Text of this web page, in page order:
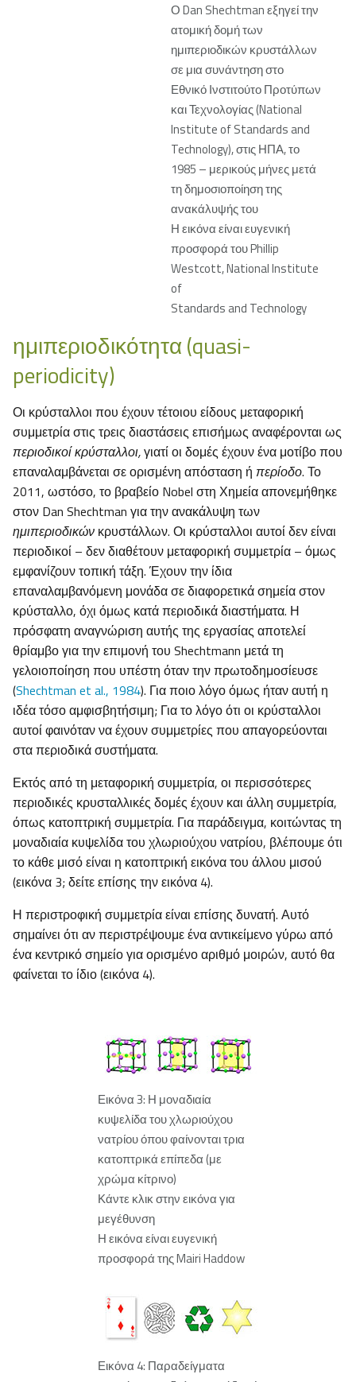
Ο Dan Shechtman εξηγεί την
ατομική δομή των
ημιπεριοδικών κρυστάλλων
σε μια συνάντηση στο
Εθνικό Ινστιτούτο Προτύπων
και Τεχνολογίας (National
Institute of Standards and
Technology), στις ΗΠΑ, το
1985 – μερικούς μήνες μετά
τη δημοσιοποίηση της
ανακάλυψής του
Η εικόνα είναι ευγενική
προσφορά του Phillip
Westcott, National Institute
of
Standards and Technology
ημιπεριοδικότητα (quasi-
periodicity)
Οι κρύσταλλοι που έχουν τέτοιου είδους μεταφορική
συμμετρία στις τρεις διαστάσεις επισήμως αναφέρονται ως
περιοδικοί κρύσταλλοι,γιατί οι δομές έχουν ένα μοτίβο που
επαναλαμβάνεται σε ορισμένη απόσταση ή περίοδο. Το
2011, ωστόσο, το βραβείο Nobel στη Χημεία απονεμήθηκε
στον Dan Shechtman για την ανακάλυψη των
ημιπεριοδικών κρυστάλλων. Οι κρύσταλλοι αυτοί δεν είναι
περιοδικοί – δεν διαθέτουν μεταφορική συμμετρία – όμως
εμφανίζουν τοπική τάξη. Έχουν την ίδια
επαναλαμβανόμενη μονάδα σε διαφορετικά σημεία στον
κρύσταλλο, όχι όμως κατά περιοδικά διαστήματα. Η
πρόσφατη αναγνώριση αυτής της εργασίας αποτελεί
θρίαμβο για την επιμονή του Shechtmann μετά τη
γελοιοποίηση που υπέστη όταν την πρωτοδημοσίευσε
(Shechtman et al., 1984). Για ποιο λόγο όμως ήταν αυτή η
ιδέα τόσο αμφισβητήσιμη; Για το λόγο ότι οι κρύσταλλοι
αυτοί φαινόταν να έχουν συμμετρίες που απαγορεύονται
στα περιοδικά συστήματα.
Εκτός από τη μεταφορική συμμετρία, οι περισσότερες
περιοδικές κρυσταλλικές δομές έχουν και άλλη συμμετρία,
όπως κατοπτρική συμμετρία. Για παράδειγμα, κοιτώντας τη
μοναδιαία κυψελίδα του χλωριούχου νατρίου, βλέπουμε ότι
το κάθε μισό είναι η κατοπτρική εικόνα του άλλου μισού
(εικόνα 3; δείτε επίσης την εικόνα 4).
Η περιστροφική συμμετρία είναι επίσης δυνατή. Αυτό
σημαίνει ότι αν περιστρέψουμε ένα αντικείμενο γύρω από
ένα κεντρικό σημείο για ορισμένο αριθμό μοιρών, αυτό θα
φαίνεται το ίδιο (εικόνα 4).
Εικόνα 3: Η μοναδιαία
κυψελίδα του χλωριούχου
νατρίου όπου φαίνονται τρια
κατοπτρικά επίπεδα (με
χρώμα κίτρινο)
Κάντε κλικ στην εικόνα για
μεγέθυνση
Η εικόνα είναι ευγενική
προσφορά της Mairi Haddow
Εικόνα 4: Παραδείγματα